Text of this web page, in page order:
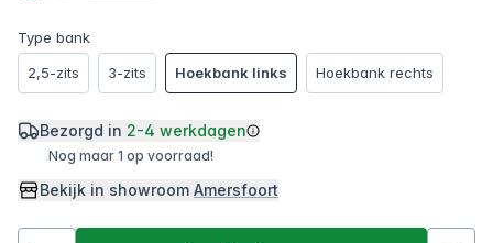
Type bank
2,5-zits
3-zits Hoekbank links Hoekbank rechts
Bezorgd in 2-4 werkdagen
Nog maar 1 op voorraad!
Bekijk in showroom Amersfoort